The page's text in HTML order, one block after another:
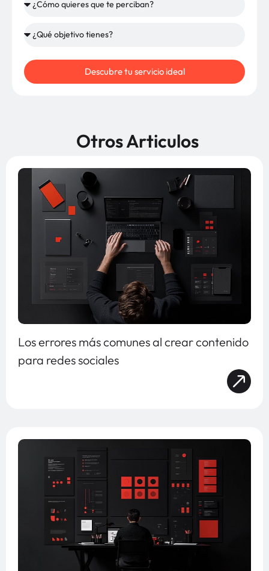
Descubre tu servicio ideal
Otros Articulos
Los errores más comunes al crear contenido
para redes sociales